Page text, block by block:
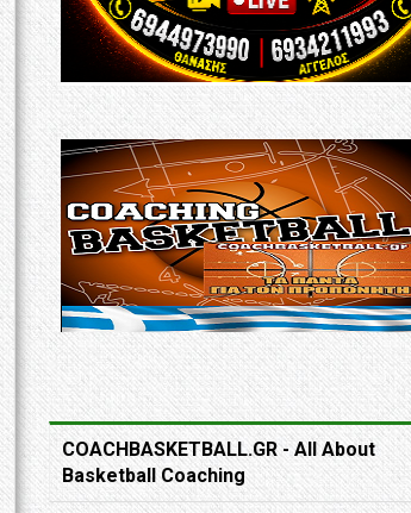
COACHBASKETBALL.GR - All About
Basketball Coaching